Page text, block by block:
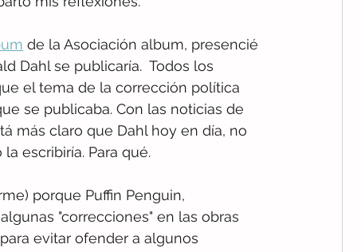
de la Asociación album, presencié
Dahl se publicaría.  Todos los
el tema de la corrección política
se publicaba. Con las noticias de
más claro que Dahl hoy en día, no
escribiría. Para qué.
porque Puffin Penguin,
"correcciones" en las obras
evitar ofender a algunos